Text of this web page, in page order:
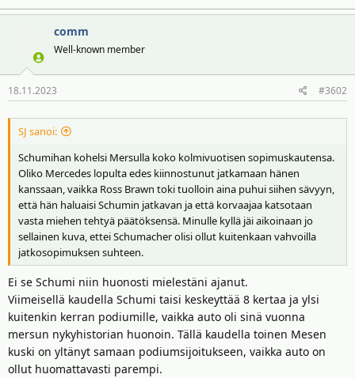
comm
Well-known member
18.11.2023 #3602
SJ sanoi:
Schumihan kohelsi Mersulla koko kolmivuotisen sopimuskautensa.
Oliko Mercedes lopulta edes kiinnostunut jatkamaan hänen
kanssaan, vaikka Ross Brawn toki tuolloin aina puhui siihen sävyyn,
että hän haluaisi Schumin jatkavan ja että korvaajaa katsotaan
vasta miehen tehtyä päätöksensä. Minulle kyllä jäi aikoinaan jo
sellainen kuva, ettei Schumacher olisi ollut kuitenkaan vahvoilla
jatkosopimuksen suhteen.
Ei se Schumi niin huonosti mielestäni ajanut.
Viimeisellä kaudella Schumi taisi keskeyttää 8 kertaa ja ylsi
kuitenkin kerran podiumille, vaikka auto oli sinä vuonna
mersun nykyhistorian huonoin. Tällä kaudella toinen Mesen
kuski on yltänyt samaan podiumsijoitukseen, vaikka auto on
ollut huomattavasti parempi.